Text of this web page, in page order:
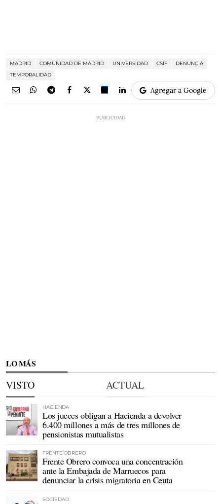
MADRID COMUNIDAD DE MADRID UNIVERSIDAD CSIF
DENUNCIA
TEMPORALIDAD
Agregar a Google
LO MÁS
VISTO ACTUAL
HACIENDA
Los jueces obligan a Hacienda a devolver
6.400 millones a más de tres millones de
pensionistas mutualistas
FRENTE OBRERO
Frente Obrero convoca una concentración
ante la Embajada de Marruecos para
denunciar la crisis migratoria en Ceuta
SOCIEDAD